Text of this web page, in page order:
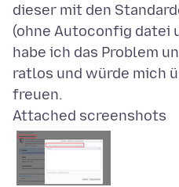
dieser mit den
(ohne Autoconfig datei
habe ich das Problem
ratlos und würde mich
Attached screenshots